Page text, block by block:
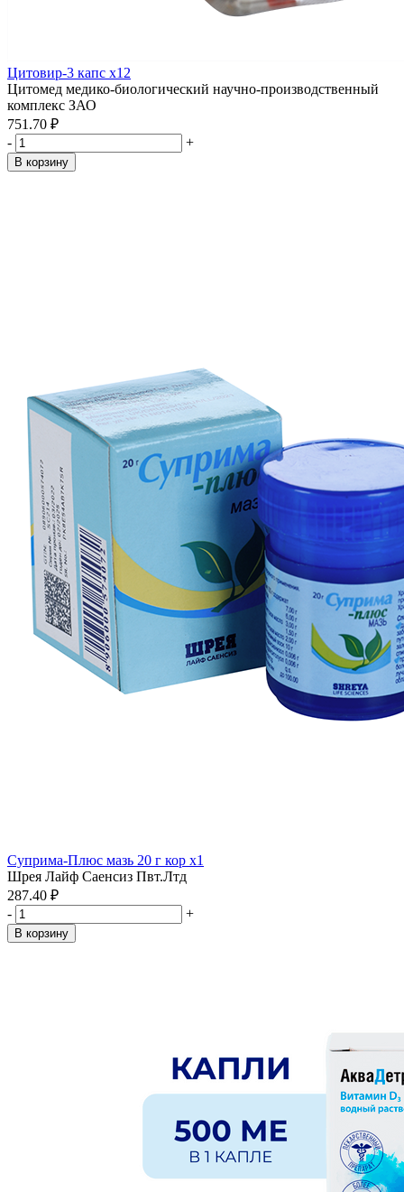
Цитовир-3 капс x12
Цитомед медико-биологический научно-производственный
комплекс ЗАО
751.70 ₽
-
+
В корзину
Суприма-Плюс мазь 20 г кор x1
Шрея Лайф Саенсиз Пвт.Лтд
287.40 ₽
-
+
В корзину